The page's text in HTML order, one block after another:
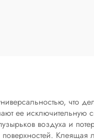
коробокчто
ее исключительную
воздуха и
Клеящая